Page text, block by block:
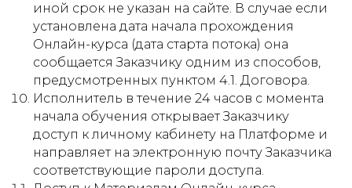
иной срок не указан на сайте. В случае если
установлена дата начала прохождения
Онлайн-курса (дата старта потока) она
сообщается Заказчику одним из способов,
предусмотренных пунктом 4.1. Договора.
Исполнитель в течение 24 часов с момента
начала обучения открывает Заказчику
доступ к личному кабинету на Платформе и
направляет на электронную почту Заказчика
соответствующие пароли доступа.